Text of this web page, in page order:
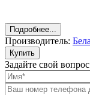
Подробнее...
Производитель:
Купить
Задайте свой вопрос